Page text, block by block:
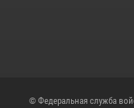
© Федеральная служба